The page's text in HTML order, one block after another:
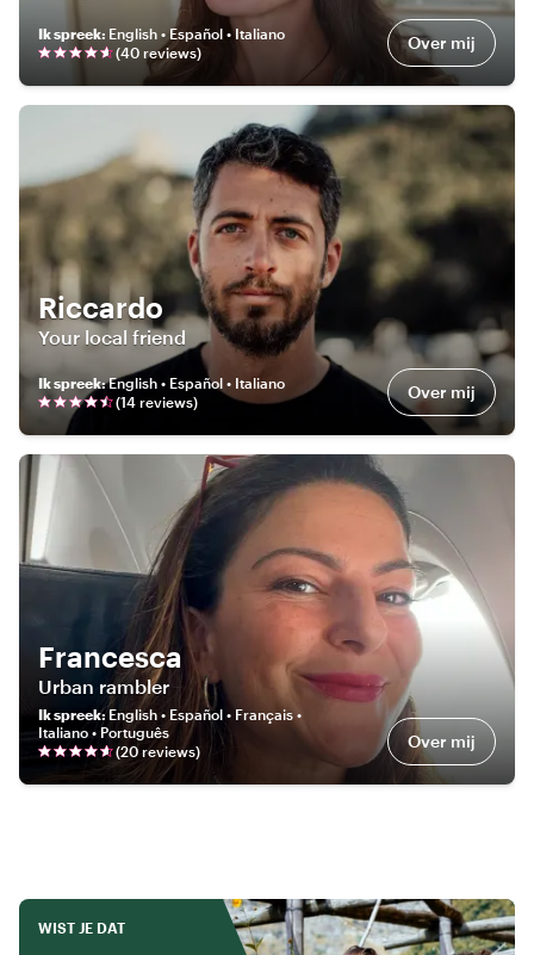
Ik spreek: English • Español • Italiano
(40 reviews) Over mij
Riccardo
Your local friend
Ik spreek:English • Español • Italiano
(14 reviews) Over mij
Francesca
Urban rambler
Ik spreek:English • Español • Français •
Italiano • Português
(20 reviews) Over mij
WIST JE DAT